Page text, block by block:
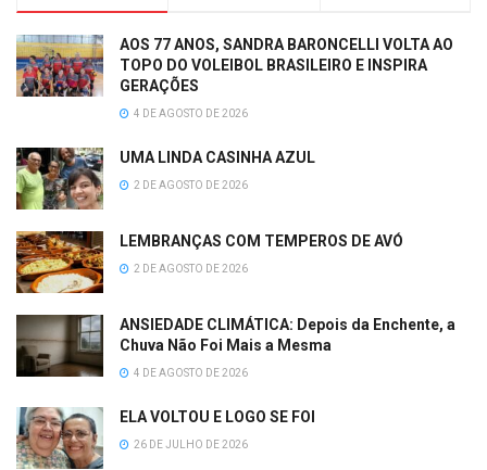
AOS 77 ANOS, SANDRA BARONCELLI VOLTA AO
TOPO DO VOLEIBOL BRASILEIRO E INSPIRA
GERAÇÕES
4 DE AGOSTO DE 2026
UMA LINDA CASINHA AZUL
2 DE AGOSTO DE 2026
LEMBRANÇAS COM TEMPEROS DE AVÓ
2 DE AGOSTO DE 2026
ANSIEDADE CLIMÁTICA: Depois da Enchente, a
Chuva Não Foi Mais a Mesma
4 DE AGOSTO DE 2026
ELA VOLTOU E LOGO SE FOI
26 DE JULHO DE 2026